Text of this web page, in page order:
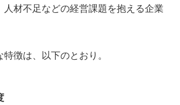
材不足などの経営課題を抱える企業
徴は、以下のとおり。